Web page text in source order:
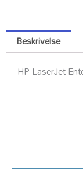
Beskrivelse
HP LaserJet